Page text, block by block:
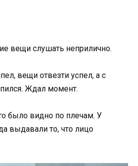
вещи слушать неприлично.
вещи отвезти успел, а с
Ждал момент.
было видно по плечам. У
выдавали то, что лицо